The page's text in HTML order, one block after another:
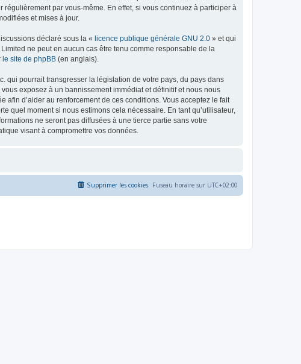
par vous-même. En effet, si vous continuez à participer à
et mises à jour.
déclaré sous la « licence publique générale GNU 2.0 » et qui
ne peut en aucun cas être tenu comme responsable de la
le site de phpBB (en anglais).
qui pourrait transgresser la législation de votre pays, du pays dans
exposez à un bannissement immédiat et définitif et nous nous
afin d’aider au renforcement de ces conditions. Vous acceptez le fait
quel moment si nous estimons cela nécessaire. En tant qu’utilisateur,
ne seront pas diffusées à une tierce partie sans votre
visant à compromettre vos données.
Fuseau horaire sur UTC+02:00
Supprimer les cookies